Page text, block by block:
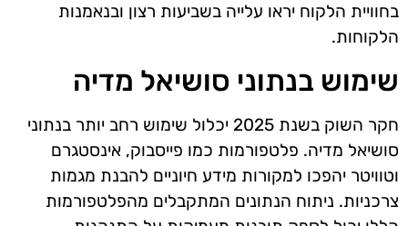
בחוויית הלקוח יראו עלייה בשביעות רצון ובנאמנות
הלקוחות.
שימוש בנתוני סושיאל מדיה
חקר השוק בשנת 2025 יכלול שימוש רחב יותר בנתוני
סושיאל מדיה. פלטפורמות כמו פייסבוק, אינסטגרם
וטוויטר יהפכו למקורות מידע חיוניים להבנת מגמות
צרכניות. ניתוח הנתונים המתקבלים מהפלטפורמות